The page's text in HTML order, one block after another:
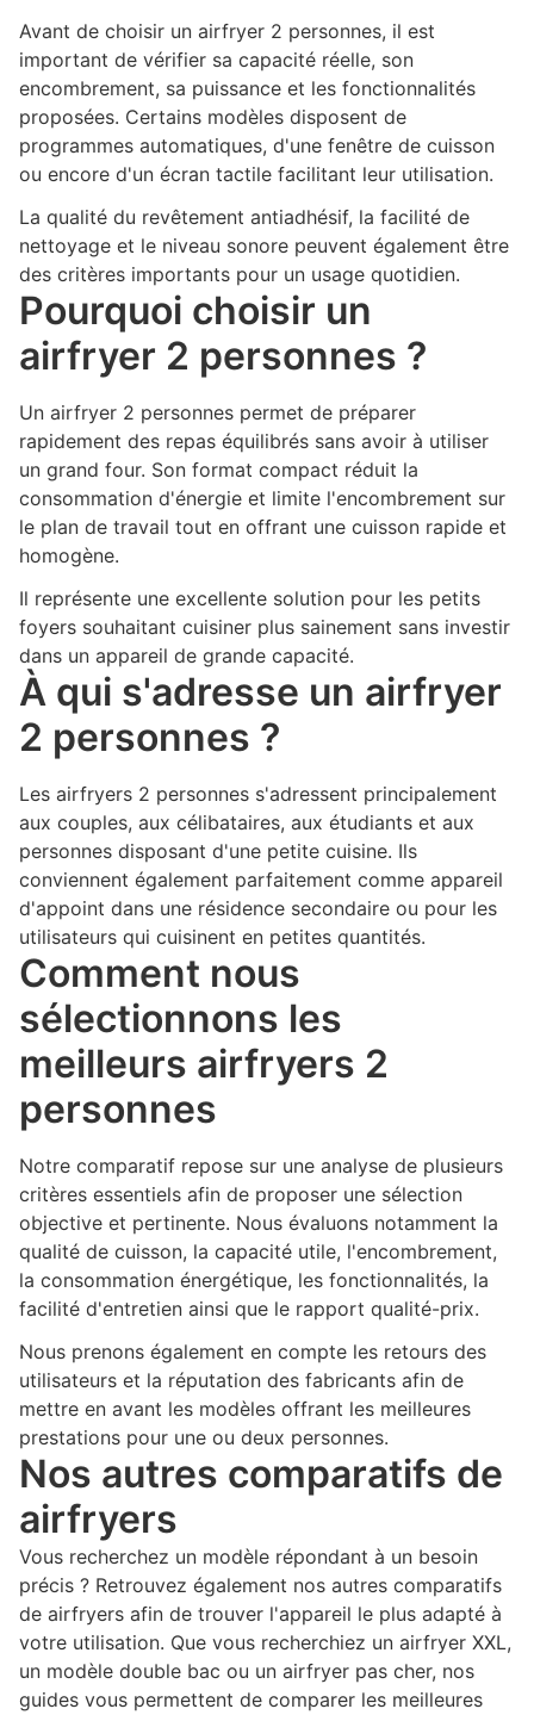
Avant de choisir un airfryer 2 personnes, il est
important de vérifier sa capacité réelle, son
encombrement, sa puissance et les fonctionnalités
proposées. Certains modèles disposent de
programmes automatiques, d'une fenêtre de cuisson
ou encore d'un écran tactile facilitant leur utilisation.
La qualité du revêtement antiadhésif, la facilité de
nettoyage et le niveau sonore peuvent également être
des critères importants pour un usage quotidien.
Pourquoi choisir un
airfryer 2 personnes ?
Un airfryer 2 personnes permet de préparer
rapidement des repas équilibrés sans avoir à utiliser
un grand four. Son format compact réduit la
consommation d'énergie et limite l'encombrement sur
le plan de travail tout en offrant une cuisson rapide et
homogène.
Il représente une excellente solution pour les petits
foyers souhaitant cuisiner plus sainement sans investir
dans un appareil de grande capacité.
À qui s'adresse un airfryer
2 personnes ?
Les airfryers 2 personnes s'adressent principalement
aux couples, aux célibataires, aux étudiants et aux
personnes disposant d'une petite cuisine. Ils
conviennent également parfaitement comme appareil
d'appoint dans une résidence secondaire ou pour les
utilisateurs qui cuisinent en petites quantités.
Comment nous
sélectionnons les
meilleurs airfryers 2
personnes
Notre comparatif repose sur une analyse de plusieurs
critères essentiels afin de proposer une sélection
objective et pertinente. Nous évaluons notamment la
qualité de cuisson, la capacité utile, l'encombrement,
la consommation énergétique, les fonctionnalités, la
facilité d'entretien ainsi que le rapport qualité-prix.
Nous prenons également en compte les retours des
utilisateurs et la réputation des fabricants afin de
mettre en avant les modèles offrant les meilleures
prestations pour une ou deux personnes.
Nos autres comparatifs de
airfryers
Vous recherchez un modèle répondant à un besoin
précis ? Retrouvez également nos autres comparatifs
de airfryers afin de trouver l'appareil le plus adapté à
votre utilisation. Que vous recherchiez un airfryer XXL,
un modèle double bac ou un airfryer pas cher, nos
guides vous permettent de comparer les meilleures